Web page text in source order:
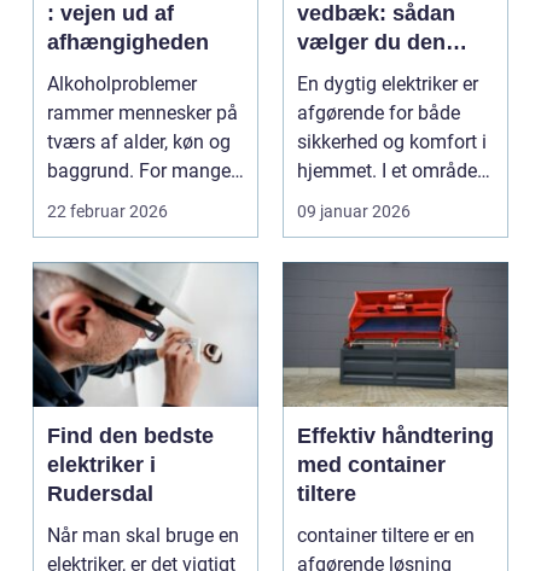
: vejen ud af
afhængigheden
Alkoholproblemer
rammer mennesker på
tværs af alder, køn og
baggrund. For mange
s...
22 februar 2026
vedbæk: sådan
vælger du den
rette fagmand til
opgaven
En dygtig elektriker er
afgørende for både
sikkerhed og komfort i
hjemmet. I et område
som Vedbæk, h...
09 januar 2026
Find den bedste
elektriker i
Rudersdal
Når man skal bruge en
elektriker, er det vigtigt
Effektiv håndtering
med container
tiltere
container tiltere er en
afgørende løsning